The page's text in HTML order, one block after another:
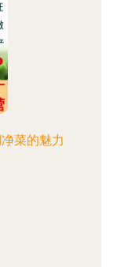
菜的魅力